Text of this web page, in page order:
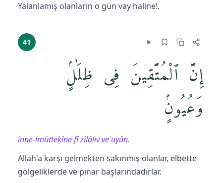
Yalanlamış olanların o gün vay haline!.
41
إِنَّ ٱلْمُتَّقِينَ فِى ظِلَٰلٍۢ
وَعُيُونٍۢ
inne-lmütteḳîne fî żilâliv ve`uyûn.
Allah'a karşı gelmekten sakınmış olanlar, elbette
gölgeliklerde ve pınar başlarındadırlar.